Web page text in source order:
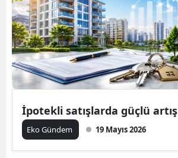
İpotekli satışlarda güçlü artış
Eko Gündem 19 Mayıs 2026